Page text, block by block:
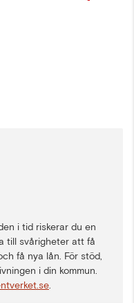
i tid riskerar du en
till svårigheter att få
få nya lån. För stöd,
i din kommun.